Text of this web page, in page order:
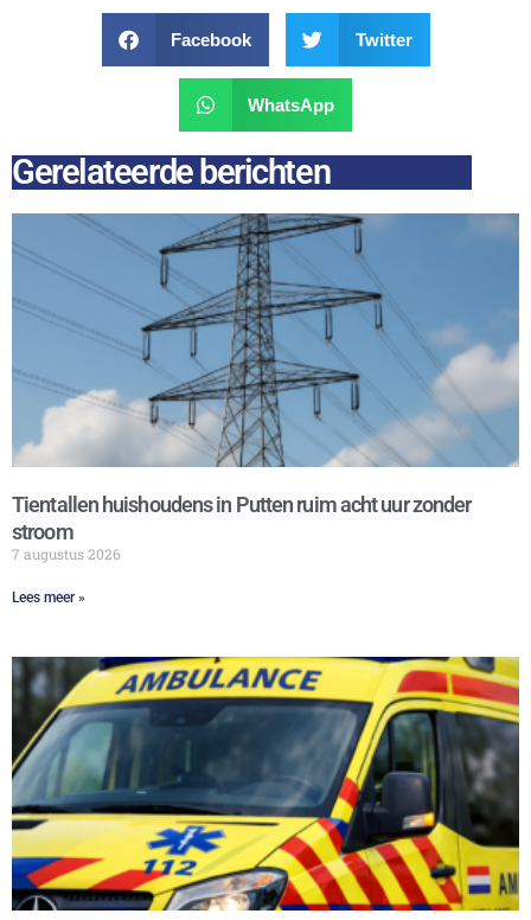
Facebook Twitter
WhatsApp
Gerelateerde berichten
Tientallen huishoudens in Putten ruim acht uur zonder
stroom
7 augustus 2026
Lees meer »